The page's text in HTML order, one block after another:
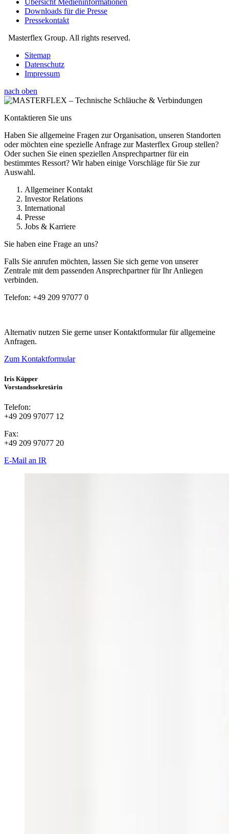
Downloads für die Presse
Pressekontakt
Masterflex Group. All rights reserved.
Sitemap
Datenschutz
Impressum
nach oben
Kontaktieren Sie uns
Haben Sie allgemeine Fragen zur Organisation, unseren Standorten
oder möchten eine spezielle Anfrage zur Masterflex Group stellen?
Oder suchen Sie einen speziellen Ansprechpartner für ein
bestimmtes Ressort? Wir haben einige Vorschläge für Sie zur
Auswahl.
Allgemeiner Kontakt
Investor Relations
International
Presse
Jobs & Karriere
Sie haben eine Frage an uns?
Falls Sie anrufen möchten, lassen Sie sich gerne von unserer
Zentrale mit dem passenden Ansprechpartner für Ihr Anliegen
verbinden.
Telefon: +49 209 97077 0
Alternativ nutzen Sie gerne unser Kontaktformular für allgemeine
Anfragen.
Zum Kontaktformular
Iris Küpper
Vorstandssekretärin
Telefon:
+49 209 97077 12
Fax:
+49 209 97077 20
E-Mail an IR